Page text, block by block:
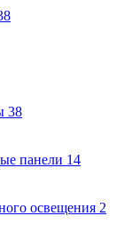
38
панели 14
освещения 2